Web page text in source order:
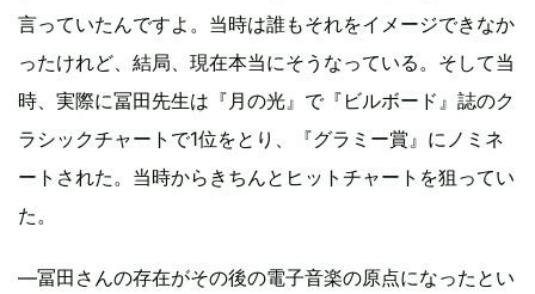
言っていたんですよ。当時は誰もそれをイメージできなか
ったけれど、結局、現在本当にそうなっている。そして当
時、実際に冨田先生は『月の光』で『ビルボード』誌のク
ラシックチャートで1位をとり、『グラミー賞』にノミネ
ートされた。当時からきちんとヒットチャートを狙ってい
た。
―冨田さんの存在がその後の電子音楽の原点になったとい